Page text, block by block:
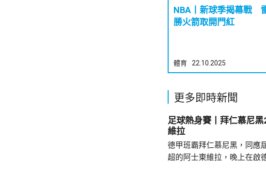
NBA丨新球季揭幕戰
勝火箭取開門紅
體育 22.10.2025
更多即時新聞
足球熱身賽丨拜仁慕尼
維拉
德甲班霸拜仁慕尼黑，同應
超的阿士東維拉，晚上在啟